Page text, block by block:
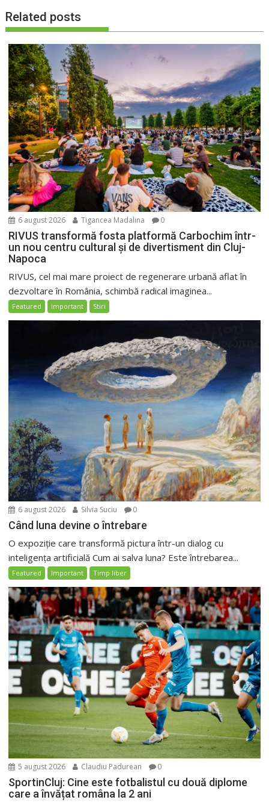
Related posts
6 august 2026 Tigancea Madalina 0
RIVUS transformă fosta platformă Carbochim într-
un nou centru cultural și de divertisment din Cluj-
Napoca
RIVUS, cel mai mare proiect de regenerare urbană aflat în
dezvoltare în România, schimbă radical imaginea...
Featured Important Stiri
6 august 2026 Silvia Suciu 0
Când luna devine o întrebare
O expoziție care transformă pictura într-un dialog cu
inteligența artificială Cum ai salva luna? Este întrebarea...
Featured Important Timp liber
5 august 2026 Claudiu Padurean 0
SportinCluj: Cine este fotbalistul cu două diplome
care a învățat româna la 2 ani